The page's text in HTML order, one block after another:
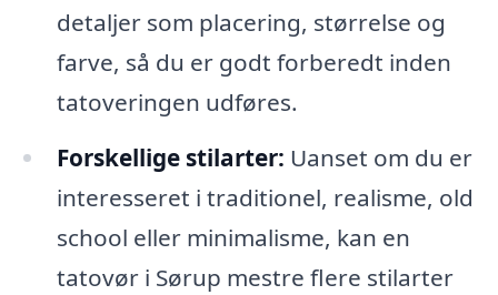
detaljer som placering, størrelse og
farve, så du er godt forberedt inden
tatoveringen udføres.
Forskellige stilarter: Uanset om du er
interesseret i traditionel, realisme, old
school eller minimalisme, kan en
tatovør i Sørup mestre flere stilarter